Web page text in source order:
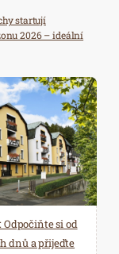
FOR
největším
a exekutivních
a
dodavatelů
ministerstev
republice.
startují
2026 – ideální
Odpočiňte si od
dnů a přijeďte
Odpočinek a
a pohody.